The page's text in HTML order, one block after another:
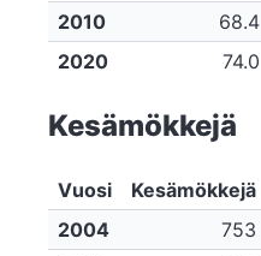
2010
68.4
2020
74.0
Kesämökkejä
Vuosi Kesämökkejä
2004
753